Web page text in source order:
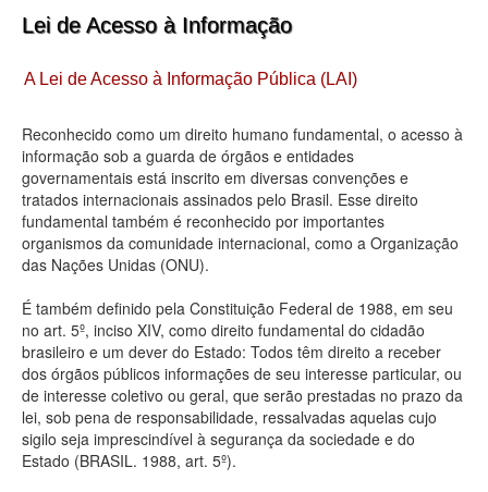
Lei de Acesso à Informação
Dados Governamentais Abertos
Planejamento
Catálogo de dados
Processo Legislativo
Deputados Estaduais
Administração
Legislação
Agenda
Perguntas frequentes
Contato
Lei de Acesso à Informação
A Lei de Acesso à Informação Pública (LAI)
Reconhecido como um direito humano fundamental, o acesso à
informação sob a guarda de órgãos e entidades
governamentais está inscrito em diversas convenções e
tratados internacionais assinados pelo Brasil. Esse direito
fundamental também é reconhecido por importantes
organismos da comunidade internacional, como a Organização
das Nações Unidas (ONU).
É também definido pela Constituição Federal de 1988, em seu
no art. 5º, inciso XIV, como direito fundamental do cidadão
brasileiro e um dever do Estado: Todos têm direito a receber
dos órgãos públicos informações de seu interesse particular, ou
de interesse coletivo ou geral, que serão prestadas no prazo da
lei, sob pena de responsabilidade, ressalvadas aquelas cujo
sigilo seja imprescindível à segurança da sociedade e do
Estado (BRASIL. 1988, art. 5º).